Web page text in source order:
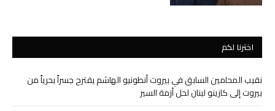
اخترنا لكم
نقيب المحامين السابق في بيروت أنطونيو الهاشم يقترح جسراً بحرياً من
بيروت إلى كازينو لبنان لحل أزمة السير